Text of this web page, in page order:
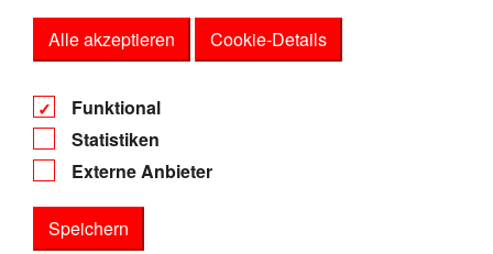
Alle akzeptieren Cookie-Details
Funktional
Statistiken
Externe Anbieter
Speichern
Impressum